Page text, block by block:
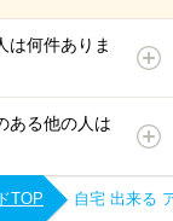
は何件ありま
ある他の人は
TOP 自宅 出来る